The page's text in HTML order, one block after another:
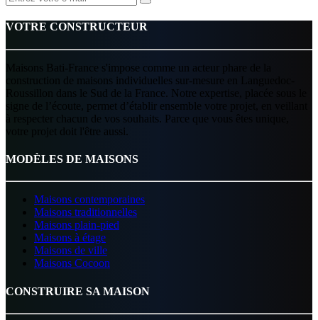
VOTRE CONSTRUCTEUR
Maisons Bati-France s'impose comme un acteur phare de la
construction de maisons individuelles sur-mesure en Languedoc-
Roussillon dans le Sud de la France. Notre expertise, placée sous le
signe de l’écoute, permet d’établir ensemble votre projet, en veillant
à respecter chacun de vos souhaits. Parce que vous êtes unique,
votre projet doit l'être aussi.
MODÈLES DE MAISONS
Maisons contemporaines
Maisons traditionnelles
Maisons plain-pied
Maisons à étage
Maisons de ville
Maisons Cocoon
CONSTRUIRE SA MAISON